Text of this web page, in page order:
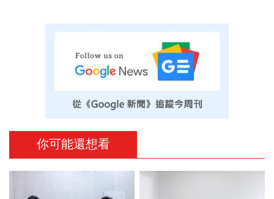
你可能還想看